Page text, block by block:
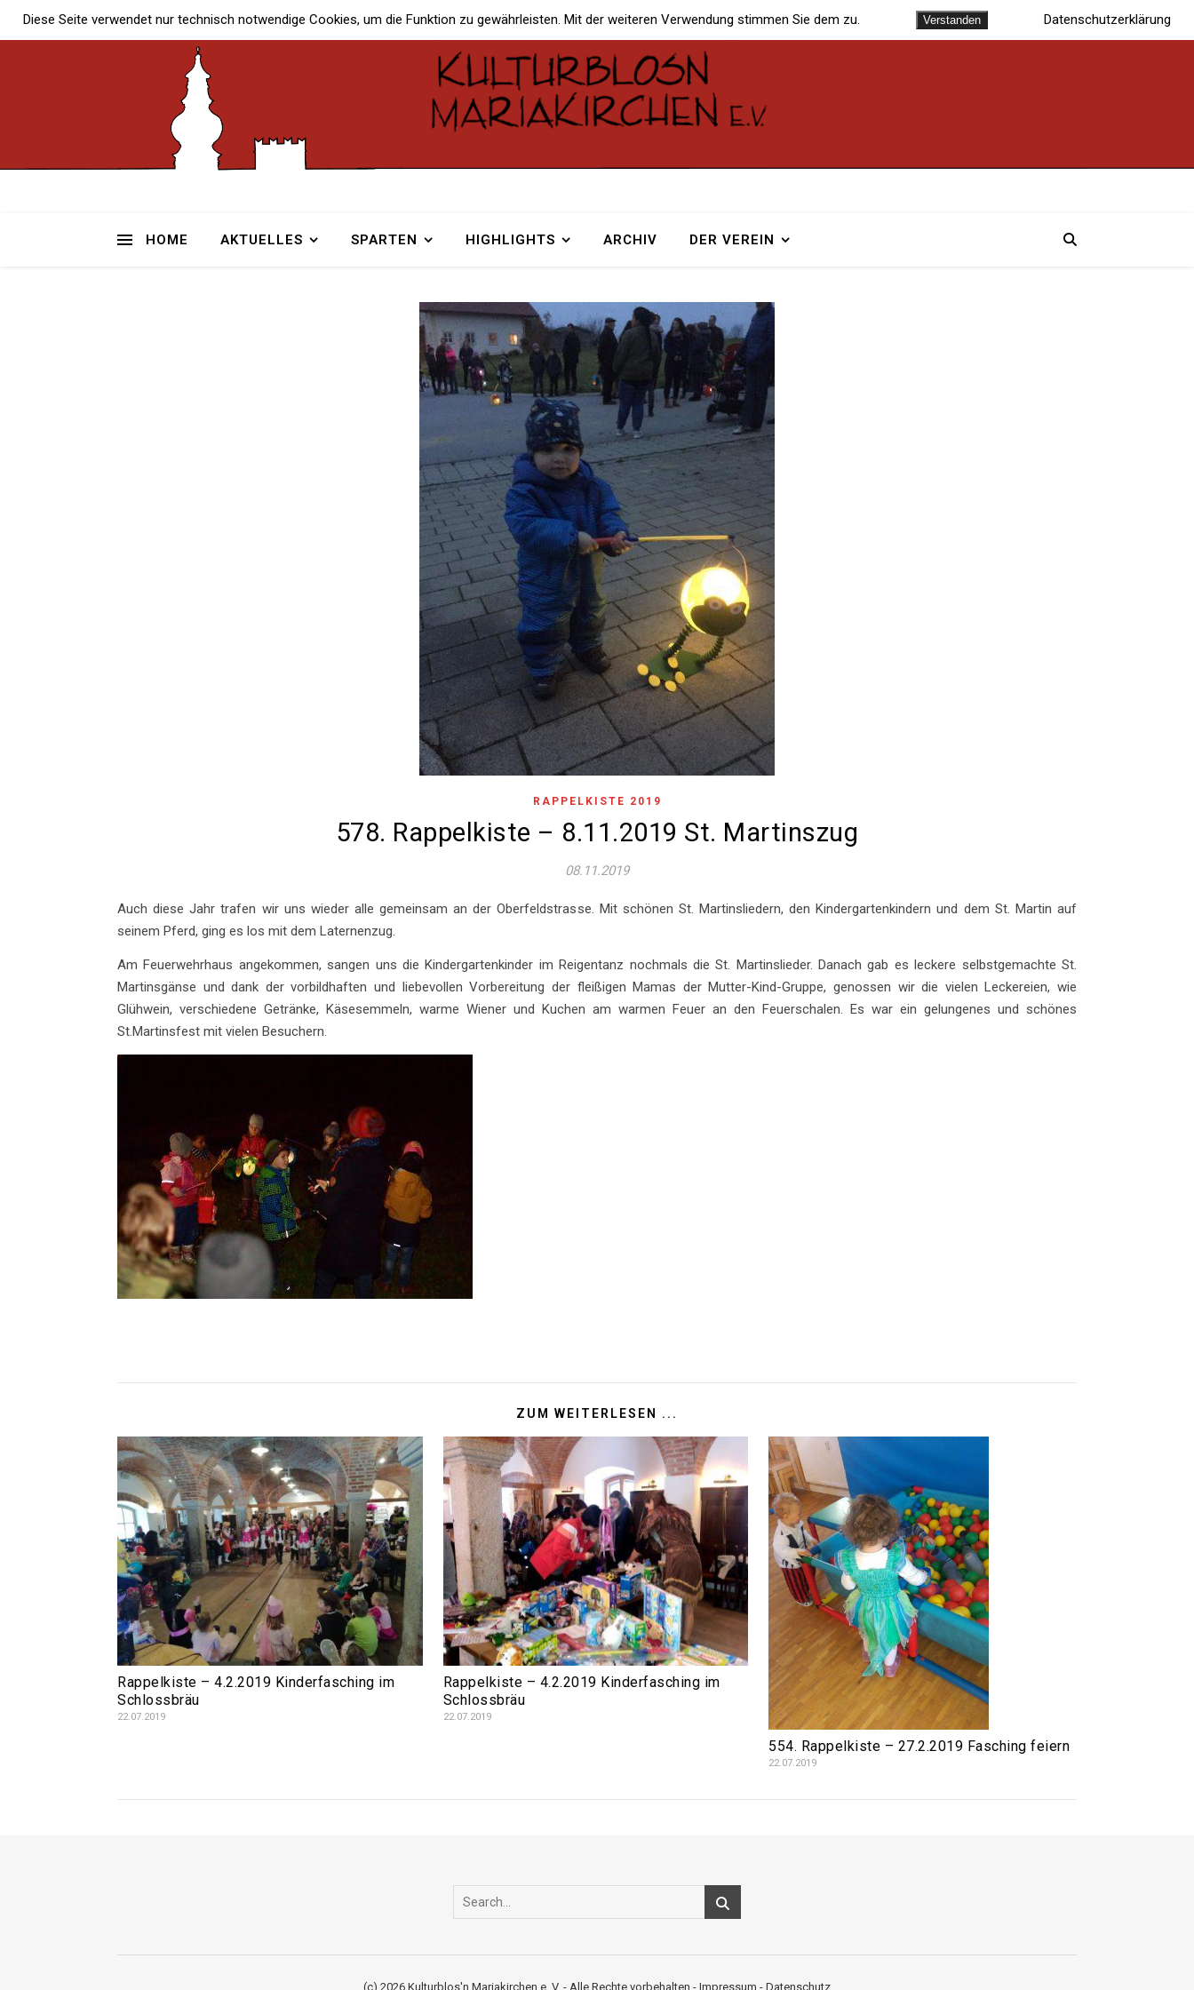
HOME AKTUELLES SPARTEN HIGHLIGHTS ARCHIV DER VEREIN
RAPPELKISTE 2019
578. Rappelkiste – 8.11.2019 St. Martinszug
08.11.2019
Auch diese Jahr trafen wir uns wieder alle gemeinsam an der Oberfeldstrasse. Mit schönen St. Martinsliedern, den Kindergartenkindern und dem St. Martin auf
seinem Pferd, ging es los mit dem Laternenzug.
Am Feuerwehrhaus angekommen, sangen uns die Kindergartenkinder im Reigentanz nochmals die St. Martinslieder. Danach gab es leckere selbstgemachte St.
Martinsgänse und dank der vorbildhaften und liebevollen Vorbereitung der fleißigen Mamas der Mutter-Kind-Gruppe, genossen wir die vielen Leckereien, wie
Glühwein, verschiedene Getränke, Käsesemmeln, warme Wiener und Kuchen am warmen Feuer an den Feuerschalen. Es war ein gelungenes und schönes
St.Martinsfest mit vielen Besuchern.
ZUM WEITERLESEN ...
Rappelkiste – 4.2.2019 Kinderfasching im
Schlossbräu
22.07.2019
Rappelkiste – 4.2.2019 Kinderfasching im
Schlossbräu
22.07.2019
554. Rappelkiste – 27.2.2019 Fasching feiern
22.07.2019
(c) 2026 Kulturblos'n Mariakirchen e. V. - Alle Rechte vorbehalten - Impressum - Datenschutz
Diese Seite verwendet nur technisch notwendige Cookies, um die Funktion zu gewährleisten. Mit der weiteren Verwendung stimmen Sie dem zu. Verstanden Datenschutzerklärung